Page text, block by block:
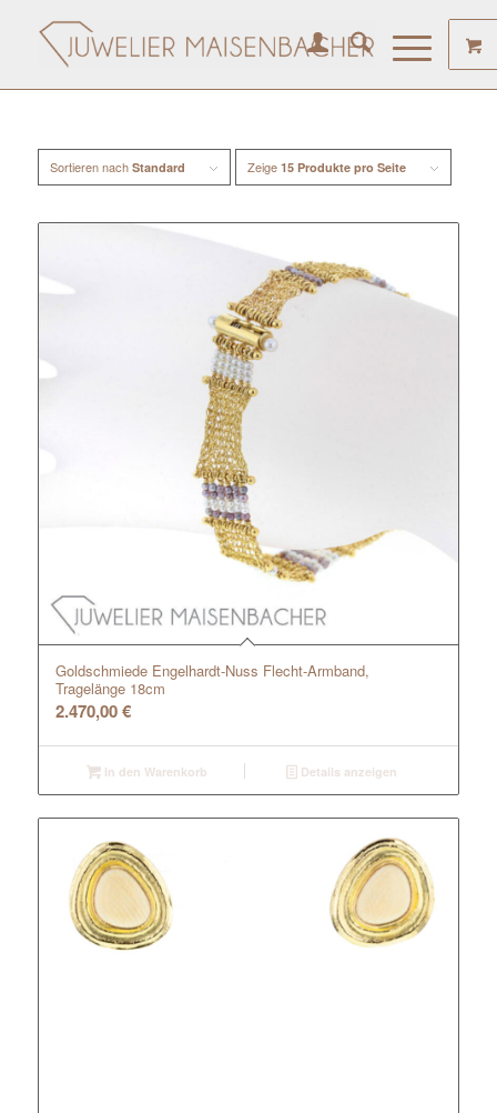
Sortieren nach Standard Zeige 15 Produkte pro Seite
Goldschmiede Engelhardt-Nuss Flecht-Armband,
Tragelänge 18cm
2.470,00€
In den Warenkorb Details anzeigen